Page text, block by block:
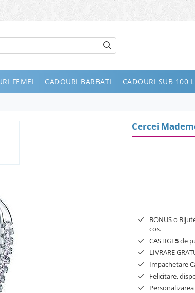
FEMEI CADOURI BARBATI CADOURI SUB 100
Cercei
BONUS o
cos.
CASTIGI 5de
LIVRARE
Impachetare
Felicitare,